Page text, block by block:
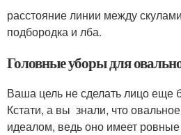
расстояние линии между
подбородка и лба.
Головные уборы для
Ваша цель не сделать лицо еще
Кстати, а вы знали, что
идеалом, ведь оно имеет